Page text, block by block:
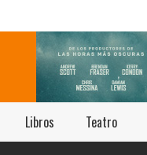
Libros Teatro